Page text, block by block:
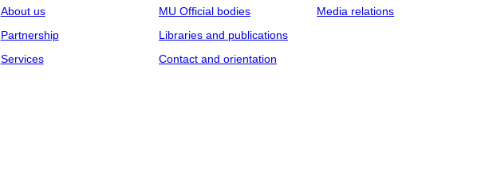
About us
Partnership
Services
MU Official bodies
Libraries and publications
Contact and orientation
Media relations